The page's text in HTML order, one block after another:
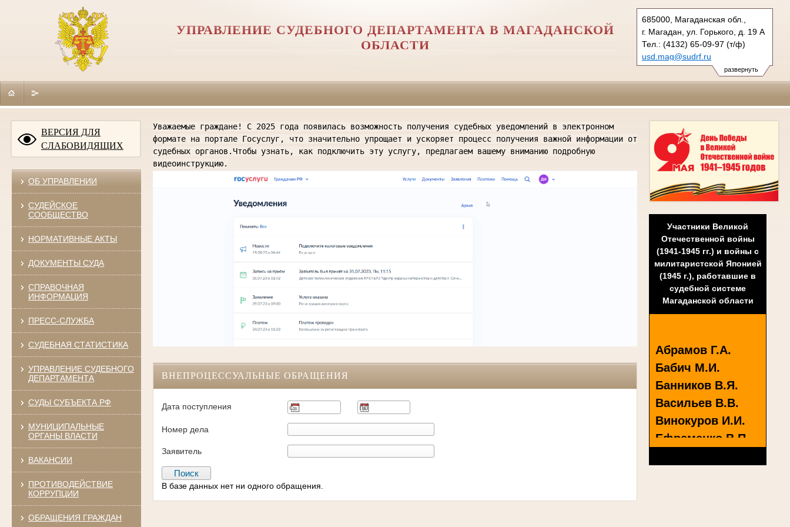
развернуть
685000, Магаданская обл.,
г. Магадан, ул. Горького, д. 19 А
Тел.: (4132) 65-09-97 (т/ф)
usd.mag@sudrf.ru
УПРАВЛЕНИЕ СУДЕБНОГО ДЕПАРТАМЕНТА В МАГАДАНСКОЙ
ОБЛАСТИ
ВЕРСИЯ ДЛЯ
СЛАБОВИДЯЩИХ
ОБ УПРАВЛЕНИИ
СУДЕЙСКОЕ
СООБЩЕСТВО
НОРМАТИВНЫЕ АКТЫ
ДОКУМЕНТЫ СУДА
СПРАВОЧНАЯ
ИНФОРМАЦИЯ
ПРЕСС-СЛУЖБА
СУДЕБНАЯ СТАТИСТИКА
УПРАВЛЕНИЕ СУДЕБНОГО
ДЕПАРТАМЕНТА
СУДЫ СУБЪЕКТА РФ
МУНИЦИПАЛЬНЫЕ
ОРГАНЫ ВЛАСТИ
ВАКАНСИИ
ПРОТИВОДЕЙСТВИЕ
КОРРУПЦИИ
ОБРАЩЕНИЯ ГРАЖДАН
Участники Великой
Отечественной войны
(1941-1945 гг.) и войны с
милитаристской Японией
(1945 г.), работавшие в
судебной системе
Магаданской области
Абрамов Г.А.
Бабич М.И.
Банников В.Я.
Васильев В.В.
Винокуров И.И.
Ефременко В.П.
Уважаемые граждане! С 2025 года появилась возможность получения судебных уведомлений в электронном
формате на портале Госуслуг, что значительно упрощает и ускоряет процесс получения важной информации от
судебных органов.Чтобы узнать, как подключить эту услугу, предлагаем вашему вниманию подробную
видеоинструкцию.
ВНЕПРОЦЕССУАЛЬНЫЕ ОБРАЩЕНИЯ
Дата поступления
Номер дела
Заявитель
В базе данных нет ни одного обращения.